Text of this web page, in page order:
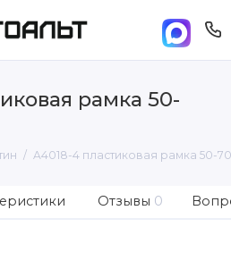
рамка 50-
A4018-4 пластиковая рамка 50-70
Отзывы 0